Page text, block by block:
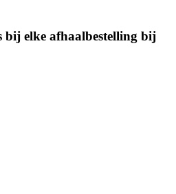
bij elke afhaalbestelling bij